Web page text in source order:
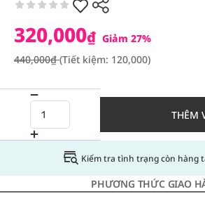
320,000₫ Giảm 27%
440,000₫(Tiết kiệm: 120,000)
THÊM
Kiểm tra tình trạng còn hàng
PHƯƠNG THỨC GIAO